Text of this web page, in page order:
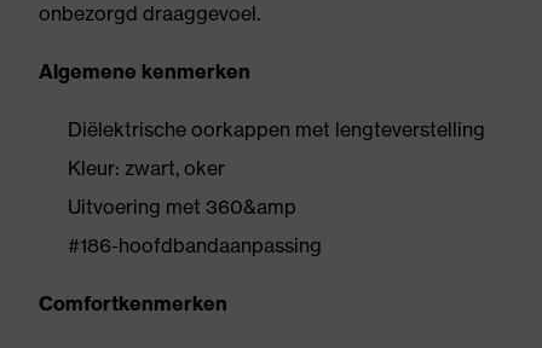
onbezorgd draaggevoel.
Algemene kenmerken
Diëlektrische oorkappen met lengteverstelling
Kleur: zwart, oker
Uitvoering met 360&amp
#186-hoofdbandaanpassing
Comfortkenmerken